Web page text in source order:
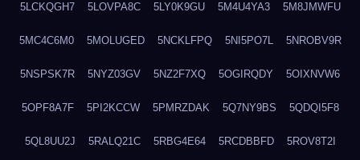
5LCKQGH7 5LOVPA8C 5LY0K9GU 5M4U4YA3 5M8JMWFU
5MC4C6M0 5MOLUGED 5NCKLFPQ 5NI5PO7L 5NROBV9R
5NSPSK7R 5NYZ03GV 5NZ2F7XQ 5OGIRQDY 5OIXNVW6
5OPF8A7F 5PI2KCCW 5PMRZDAK 5Q7NY9BS 5QDQI5F8
5QL8UU2J 5RALQ21C 5RBG4E64 5RCDBBFD 5ROV8T2I